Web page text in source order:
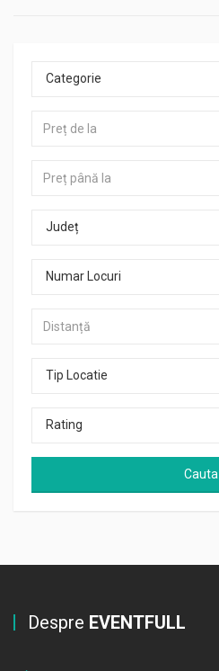
Categorie
Județ
Numar Locuri
Tip Locatie
Rating
Cauta
Despre EVENTFULL